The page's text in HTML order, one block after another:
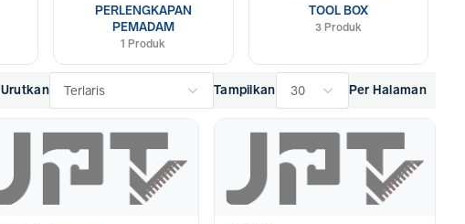
PERLENGKAPAN
PEMADAM
1 Produk
TOOL BOX
3 Produk
Urutkan Terlaris Tampilkan 30 Per Halaman